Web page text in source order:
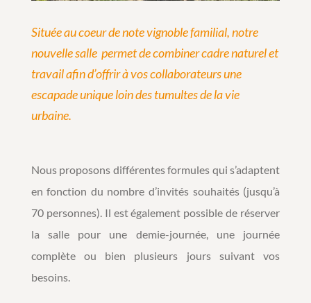
Située au coeur de note vignoble familial, notre
nouvelle salle permet de combiner cadre naturel et
travail afin d’offrir à vos collaborateurs une
escapade unique loin des tumultes de la vie
urbaine.
Nous proposons différentes formules qui s’adaptent
en fonction du nombre d’invités souhaités (jusqu’à
70 personnes). Il est également possible de réserver
la salle pour une demie-journée, une journée
complète ou bien plusieurs jours suivant vos
besoins.